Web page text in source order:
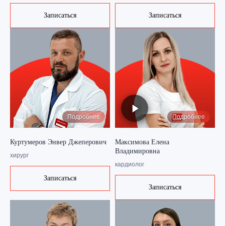
Записаться Записаться
Подробнее
Куртумеров Энвер Джеперович
хирург
Записаться
Подробнее
Максимова Елена
Владимировна
кардиолог
Записаться